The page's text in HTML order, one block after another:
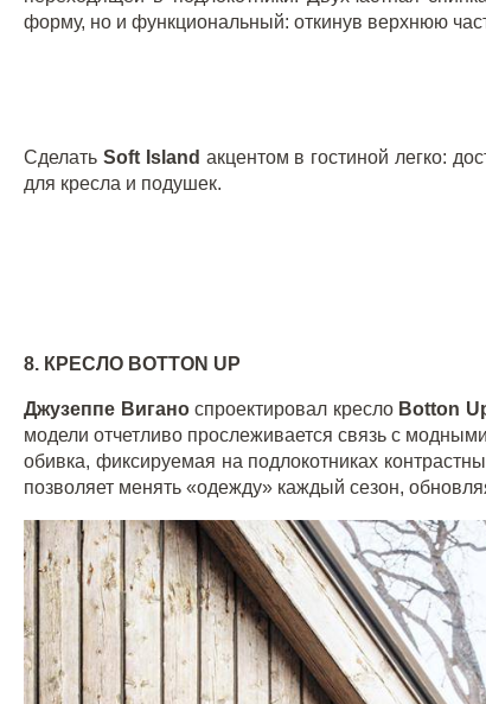
форму, но и функциональный: откинув верхнюю
Сделать Soft Island акцентом в гостиной легко:
для кресла и подушек.
8. КРЕСЛО BOTTON UP
Джузеппе Виганоспроектировал кресло Botton
модели отчетливо прослеживается связь с
обивка, фиксируемая на подлокотниках
позволяет менять «одежду» каждый сезон,